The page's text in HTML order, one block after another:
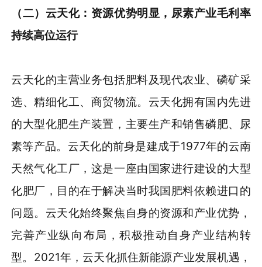
（二）云天化：资源优势明显，尿素产业毛利率
持续高位运行
云天化的主营业务包括肥料及现代农业、磷矿采
选、精细化工、商贸物流。云天化拥有国内先进
的大型化肥生产装置，主要生产和销售磷肥、尿
素等产品。云天化的前身是建成于1977年的云南
天然气化工厂，这是一座由国家进行建设的大型
化肥厂，目的在于解决当时我国肥料依赖进口的
问题。云天化始终聚焦自身的资源和产业优势，
完善产业纵向布局，积极推动自身产业结构转
型。2021年，云天化抓住新能源产业发展机遇，